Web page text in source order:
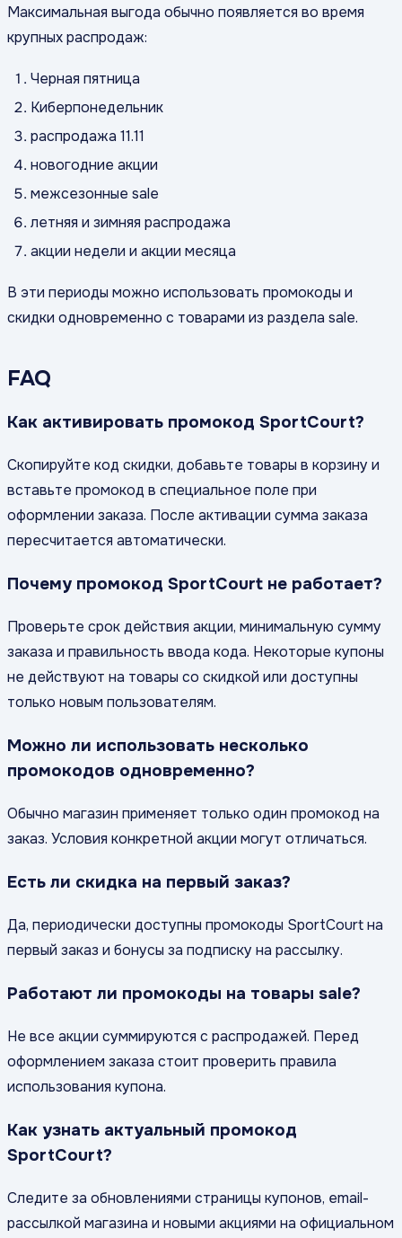
Максимальная выгода обычно появляется во время
крупных распродаж:
Черная пятница
Киберпонедельник
распродажа 11.11
новогодние акции
межсезонные sale
летняя и зимняя распродажа
акции недели и акции месяца
В эти периоды можно использовать промокоды и
скидки одновременно с товарами из раздела sale.
FAQ
Как активировать промокод SportCourt?
Скопируйте код скидки, добавьте товары в корзину и
вставьте промокод в специальное поле при
оформлении заказа. После активации сумма заказа
пересчитается автоматически.
Почему промокод SportCourt не работает?
Проверьте срок действия акции, минимальную сумму
заказа и правильность ввода кода. Некоторые купоны
не действуют на товары со скидкой или доступны
только новым пользователям.
Можно ли использовать несколько
промокодов одновременно?
Обычно магазин применяет только один промокод на
заказ. Условия конкретной акции могут отличаться.
Есть ли скидка на первый заказ?
Да, периодически доступны промокоды SportCourt на
первый заказ и бонусы за подписку на рассылку.
Работают ли промокоды на товары sale?
Не все акции суммируются с распродажей. Перед
оформлением заказа стоит проверить правила
использования купона.
Как узнать актуальный промокод
SportCourt?
Следите за обновлениями страницы купонов, email-
рассылкой магазина и новыми акциями на официальном